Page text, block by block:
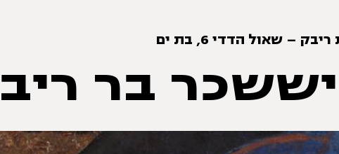
– שאול הדדי 6, בת ים
בר